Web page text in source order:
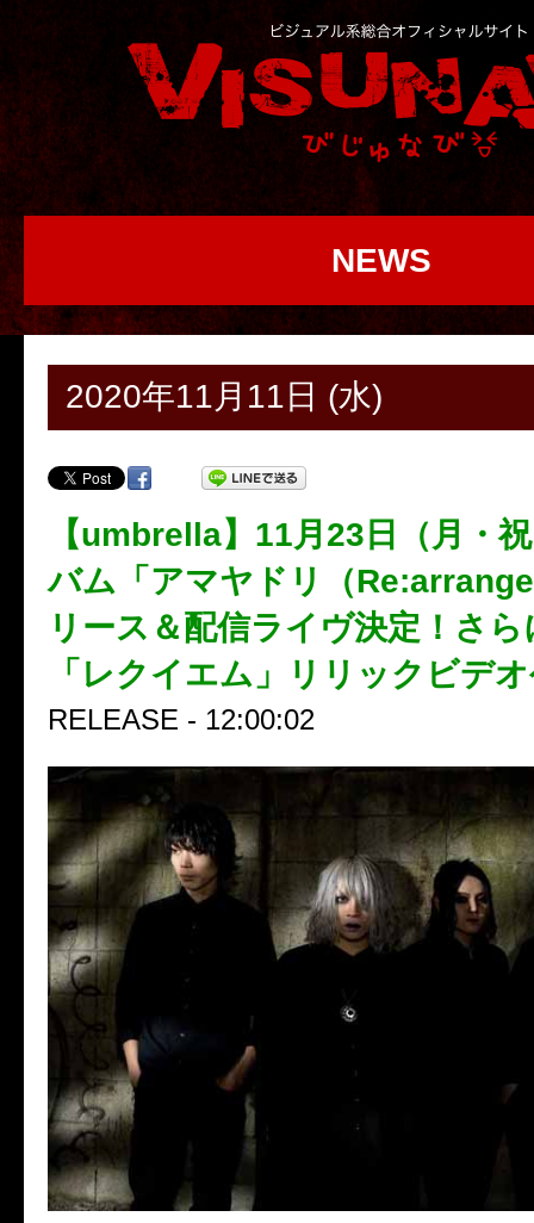
NEWS
2020年11月11日 (水)
【umbrella】11月23日（月・
バム「アマヤドリ（
リース＆配信ライヴ決定！さら
「レクイエム」リリックビデ
RELEASE - 12:00:02